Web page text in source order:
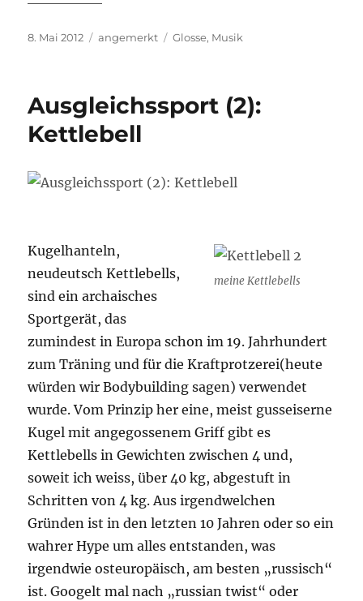
Veröffentlicht
8. Mai 2012 Kategorien
angemerkt Schlagwörter
Glosse, Musik
Ausgleichssport (2):
Kettlebell
meine Kettlebells
Kugelhanteln,
neudeutsch Kettlebells,
sind ein archaisches
Sportgerät, das
zumindest in Europa schon im 19. Jahrhundert
zum Träning und für die Kraftprotzerei(heute
würden wir Bodybuilding sagen) verwendet
wurde. Vom Prinzip her eine, meist gusseiserne
Kugel mit angegossenem Griff gibt es
Kettlebells in Gewichten zwischen 4 und,
soweit ich weiss, über 40 kg, abgestuft in
Schritten von 4 kg. Aus irgendwelchen
Gründen ist in den letzten 10 Jahren oder so ein
wahrer Hype um alles entstanden, was
irgendwie osteuropäisch, am besten „russisch“
ist. Googelt mal nach „russian twist“ oder